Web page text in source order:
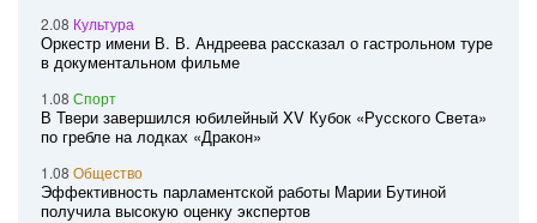
2.08 Культура
Оркестр имени В. В. Андреева рассказал о гастрольном туре
в документальном фильме
1.08 Спорт
В Твери завершился юбилейный XV Кубок «Русского Света»
по гребле на лодках «Дракон»
1.08 Общество
Эффективность парламентской работы Марии Бутиной
получила высокую оценку экспертов